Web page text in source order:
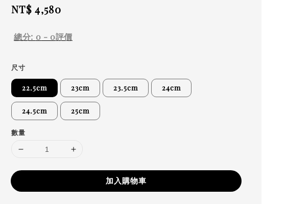
Regular
NT$ 4,580
總分: 0 - 0評價
尺寸
22.5cm 23cm 23.5cm 24cm
24.5cm 25cm
數量
加入購物車